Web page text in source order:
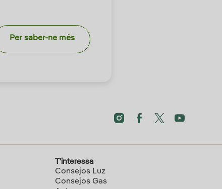
Per saber-ne més
T'interessa
Consejos Luz
Consejos Gas